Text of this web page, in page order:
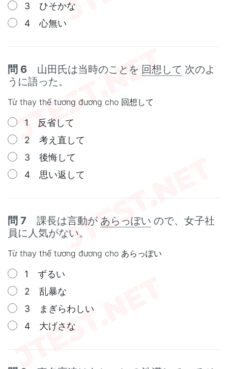
3 ひそかな
4 心無い
問 6 山田氏は当時のことを 回想して 次のよ
うに語った。
Từ thay thế tương đương cho 回想して
1 反省して
2 考え直して
3 後悔して
4 思い返して
問 7 課長は言動が あらっぽい ので、女子社
員に人気がない。
Từ thay thế tương đương cho あらっぽい
1 ずるい
2 乱暴な
3 まぎらわしい
4 大げさな